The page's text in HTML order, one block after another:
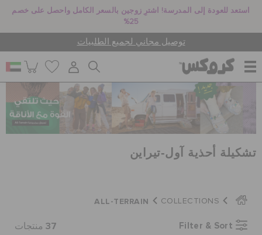
استعد للعودة إلى المدرسة! اشترِ زوجين بالسعر الكامل واحصل على خصم
25%
توصيل مجاني لجميع الطلبيات
للنساء
للرجال
جيبيتز تشارمز
تشكيلة أحذية آول-تيراين
COLLECTIONS
ALL-TERRAIN
Filter & Sort
37 منتجات